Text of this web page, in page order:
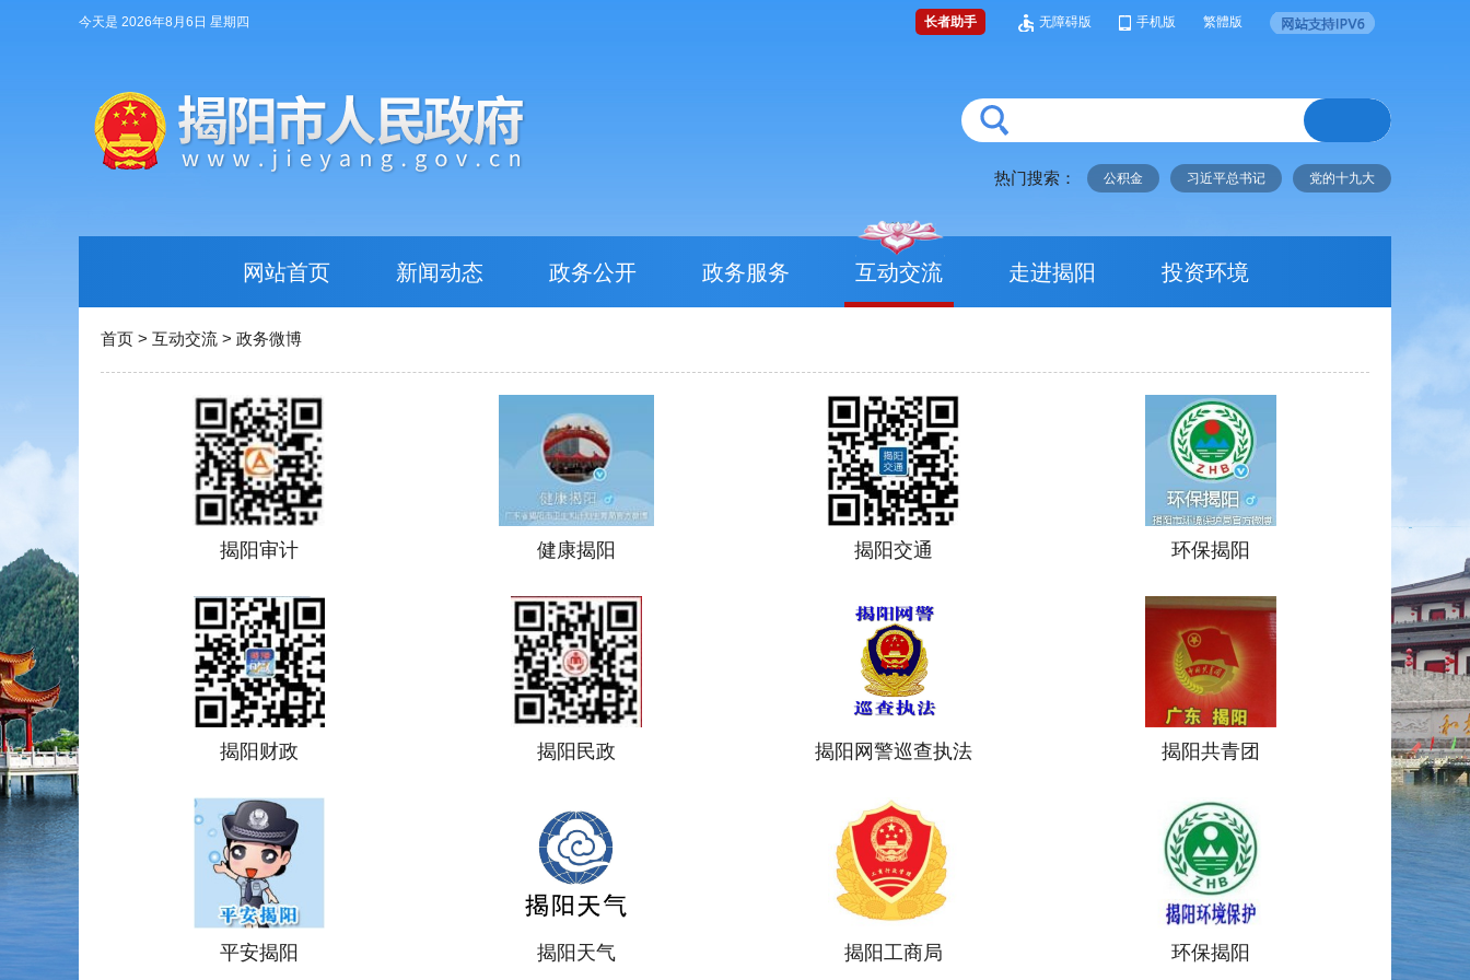
今天是 2026年8月6日 星期四 长者助手 无障碍版 手机版 繁體版
热门搜索： 公积金 习近平总书记 党的十九大
网站首页 新闻动态 政务公开 政务服务 互动交流 走进揭阳 投资环境
首页 > 互动交流 > 政务微博
揭阳审计 健康揭阳 揭阳交通 环保揭阳
揭阳财政 揭阳民政 揭阳网警巡查执法 揭阳共青团
平安揭阳 揭阳天气 揭阳工商局 环保揭阳